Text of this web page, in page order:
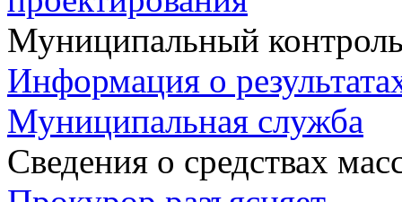
Муниципальный
Информация о
Муниципальная служба
Сведения о средствах